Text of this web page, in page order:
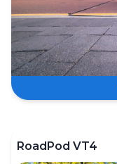
RoadPod VT4